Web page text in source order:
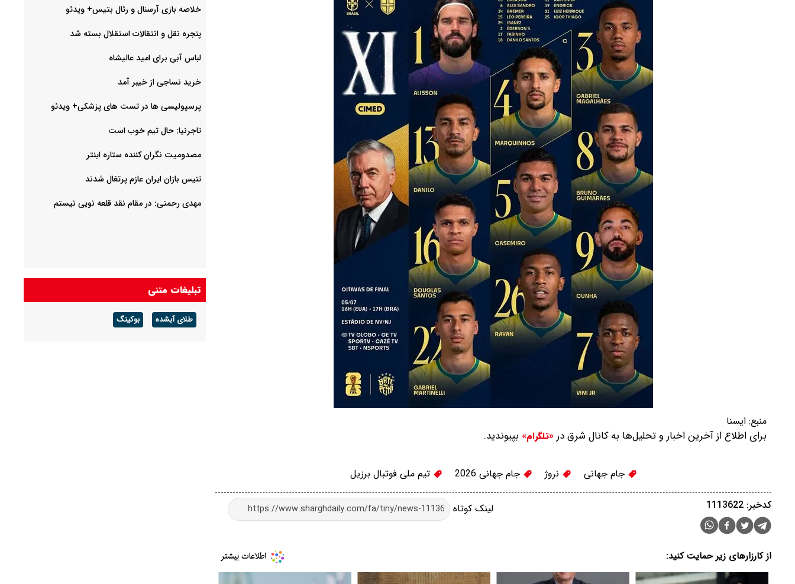
منبع: ايسنا
برای اطلاع از آخرین اخبار و تحلیل‌ها به کانال شرق در «تلگرام» بپیوندید.
جام جهانی نروژ جام جهانی 2026 تیم ملی فوتبال برزیل
لینک کوتاه کدخبر: 1113622
از کارزارهای زیر حمایت کنید:
خلاصه بازی آرسنال و رئال بتیس+ ویدئو
پنجره نقل و انتقالات استقلال بسته شد
لباس آبی برای امید عالیشاه
خرید نساجی از خیبر آمد
پرسپولیسی ها در تست های پزشکی+ ویدئو
تاجرنیا: حال تیم خوب است
مصدومیت نگران کننده ستاره اینتر
تنیس بازان ایران عازم پرتغال شدند
مهدی رحمتی: در مقام نقد قلعه نویی نیستم
تبلیغات متنی
طلای آبشده بوکینگ